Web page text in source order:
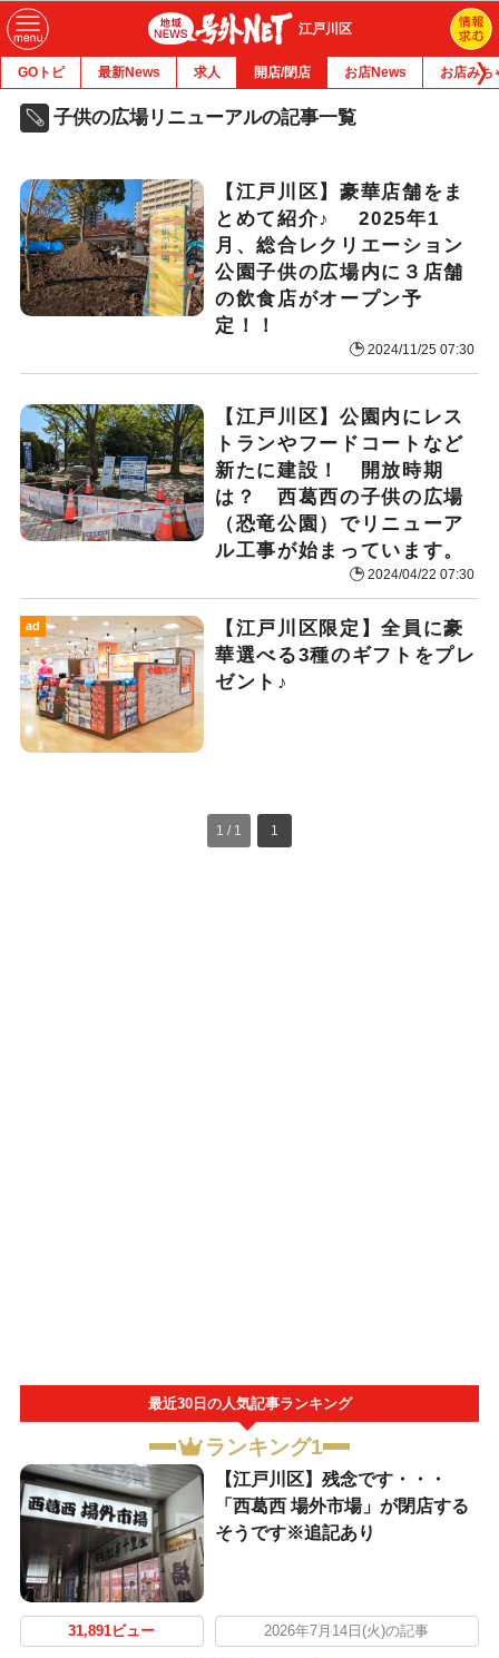
江戸川区
GOトピ 最新News 求人 開店/閉店 お店News お店みち
子供の広場リニューアルの記事一覧
【江戸川区】豪華店舗をま
とめて紹介♪ 2025年1
月、総合レクリエーション
公園子供の広場内に３店舗
の飲食店がオープン予
定！！
2024/11/25 07:30
【江戸川区】公園内にレス
トランやフードコートなど
新たに建設！ 開放時期
は？ 西葛西の子供の広場
（恐竜公園）でリニューア
ル工事が始まっています。
2024/04/22 07:30
ad
【江戸川区限定】全員に豪
華選べる3種のギフトをプレ
ゼント♪
1 / 1 1
最近30日の人気記事ランキング
ランキング1
【江戸川区】残念です・・・
「西葛西 場外市場」が閉店する
そうです※追記あり
31,891ビュー 2026年7月14日(火)の記事